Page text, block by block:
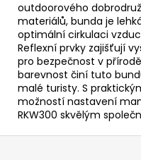
outdoorového
materiálů, bunda je
optimální cirkulaci
Reflexní prvky zajišťují
pro bezpečnost v
barevnost činí tuto
malé turisty. S
možností nastavení
RKW300 skvělým
Z